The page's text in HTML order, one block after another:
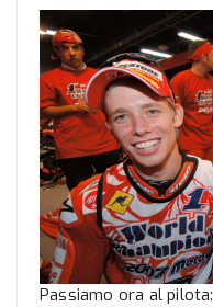
Passiamo ora al pilota: